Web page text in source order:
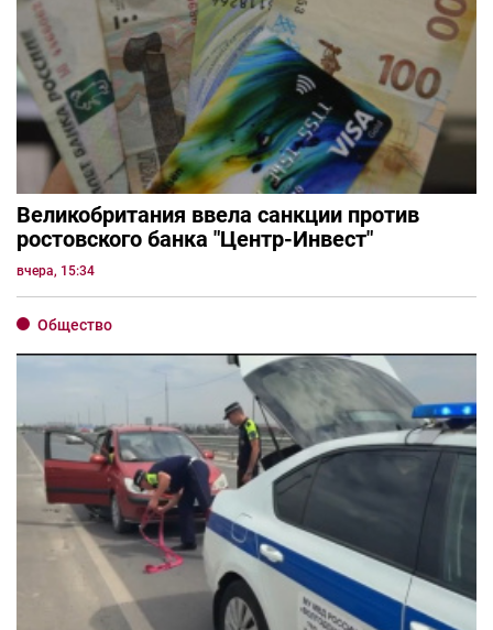
Великобритания ввела санкции против
ростовского банка "Центр-Инвест"
вчера, 15:34
Общество